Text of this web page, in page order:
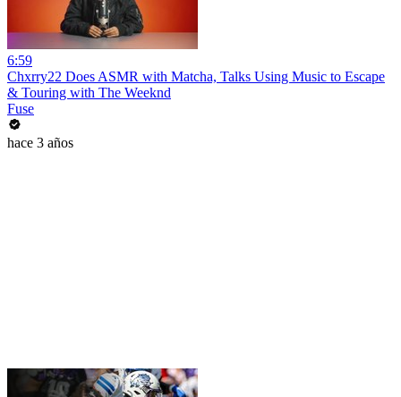
6:59
Chxrry22 Does ASMR with Matcha, Talks Using Music to Escape
& Touring with The Weeknd
Fuse
hace 3 años